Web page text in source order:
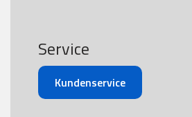
Service
Kundenservice